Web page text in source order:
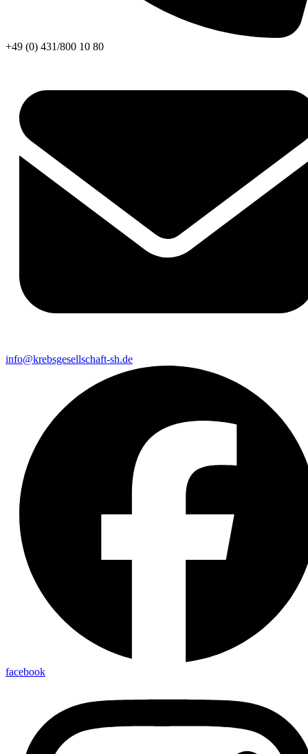
+49 (0) 431/800 10 80
info@krebsgesellschaft-sh.de
facebook